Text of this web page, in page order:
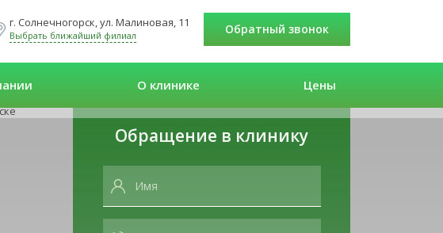
г. Солнечногорск, ул. Малиновая, 11
Выбрать ближайший филиал Обратный звонок
О клинике Цены
Обращение в клинику